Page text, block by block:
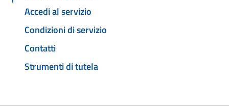
Accedi al servizio
Condizioni di servizio
Contatti
Strumenti di tutela